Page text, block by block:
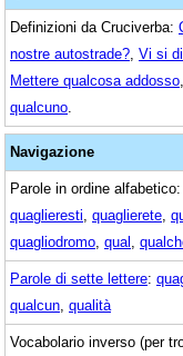
Definizioni da Cruciverba:
nostre autostrade? Vi si
Mettere qualcosa addosso
qualcuno
Navigazione
Parole in ordine alfabetico:
quaglieresti quaglierete
quagliodromo qual
Parole di sette lettere:
qualcun qualità
Vocabolario inverso (per